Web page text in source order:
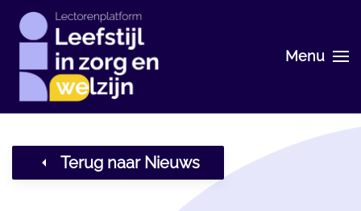
Skip
main
content
Menu
Terug naar Nieuws